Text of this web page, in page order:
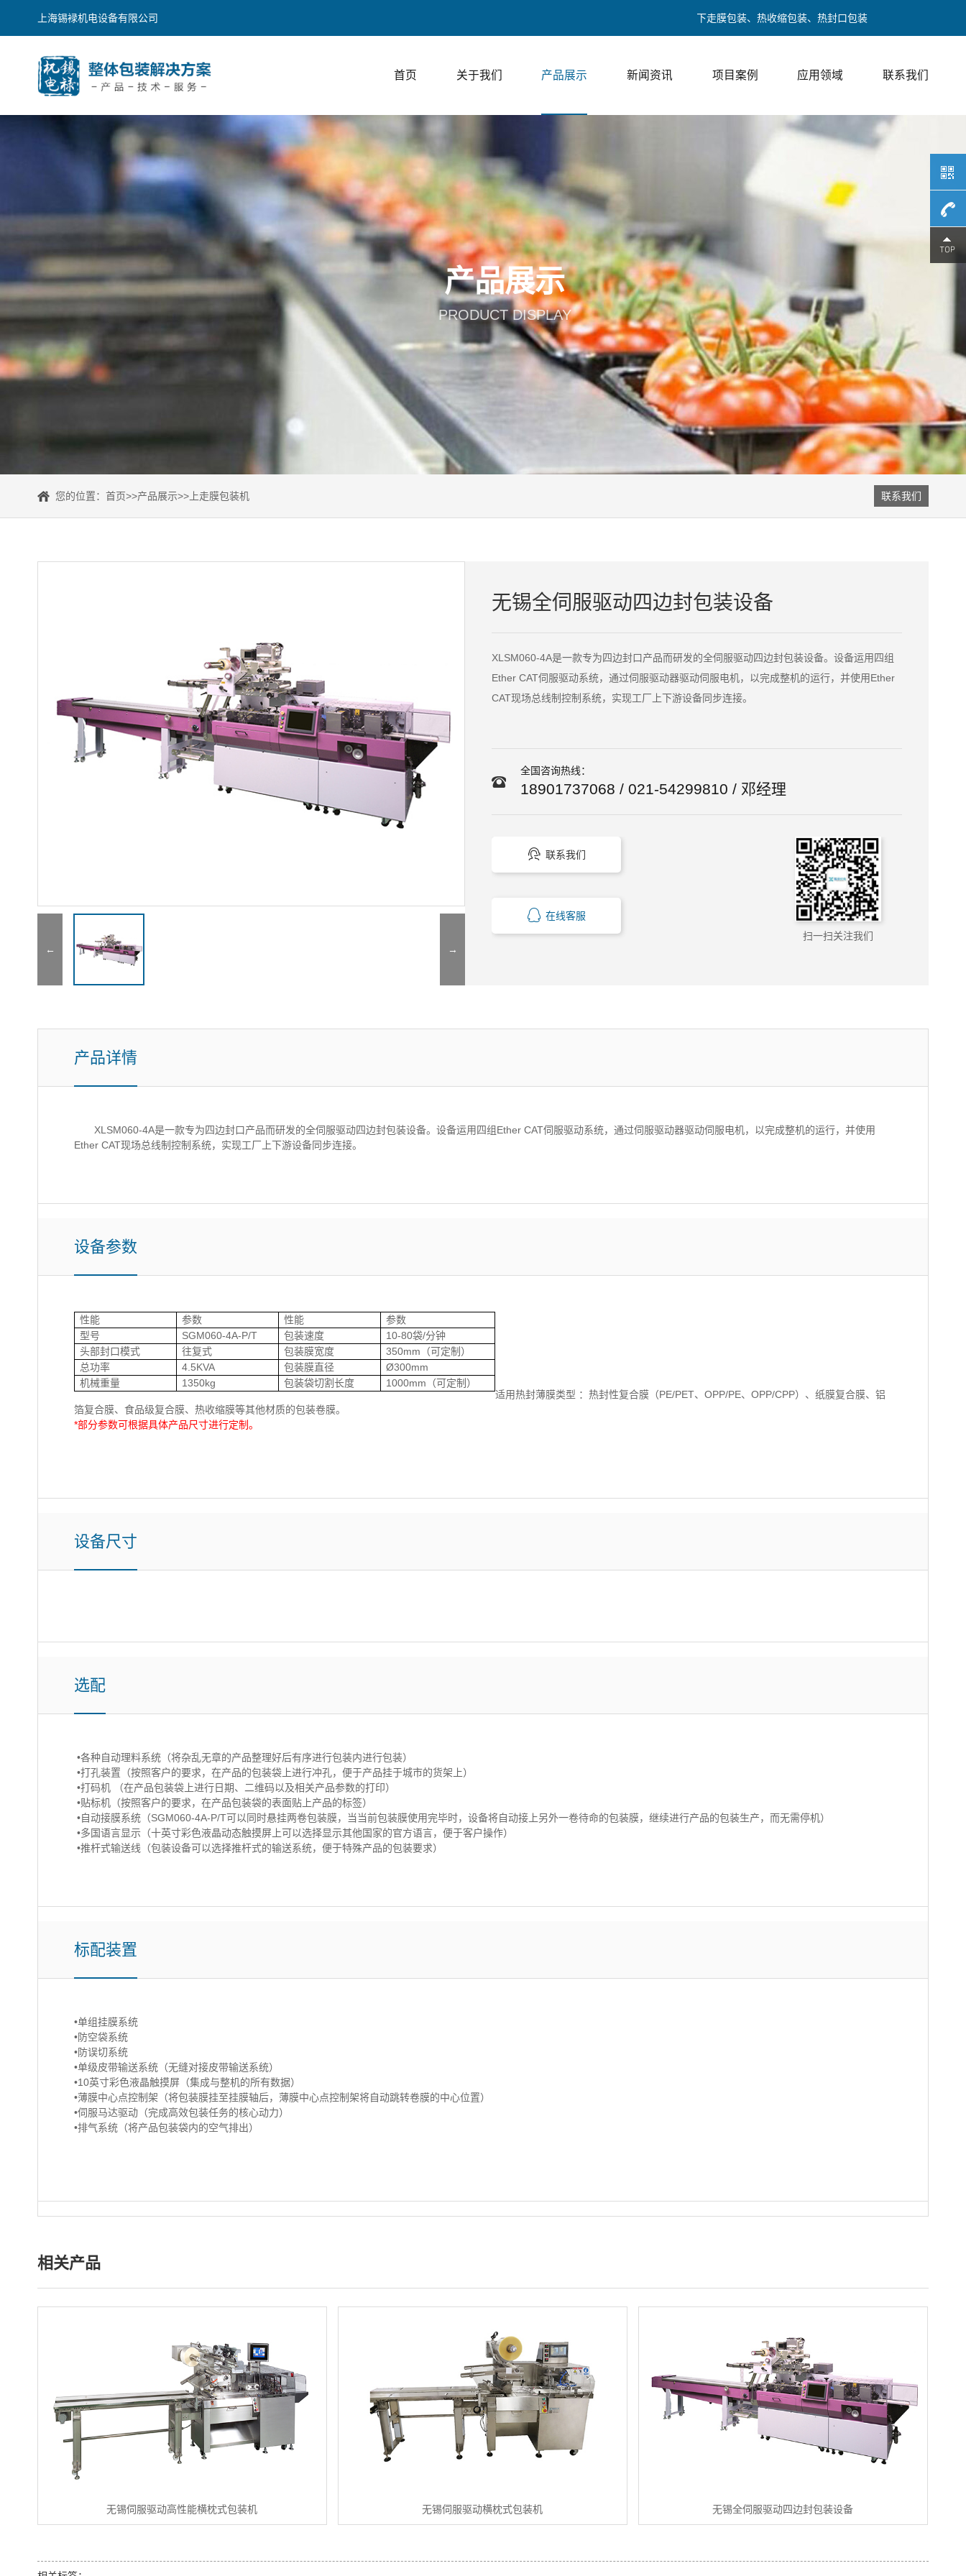
上海锡䘵机电设备有限公司 上走膜包装、下走膜包装、热收缩包装、热封口包装
首页 关于我们 产品展示 新闻资讯 项目案例 应用领域 联系我们
产品展示
PRODUCT DISPLAY
联系我们
您的位置： 首页>>产品展示>> 上走膜包装机
← →
无锡全伺服驱动四边封包装设备
XLSM060-4A是一款专为四边封口产品而研发的全伺服驱动四边封包装设备。设备运用四组
Ether CAT伺服驱动系统，通过伺服驱动器驱动伺服电机，以完成整机的运行，并使用Ether
CAT现场总线制控制系统，实现工厂上下游设备同步连接。
全国咨询热线：
18901737068 / 021-54299810 / 邓经理
 联系我们
 在线客服
扫一扫关注我们
产品详情
XLSM060-4A是一款专为四边封口产品而研发的全伺服驱动四边封包装设备。设备运用四组Ether CAT伺服驱动系统，通过伺服驱动器驱动伺服电机，以完成整机的运行，并使用
Ether CAT现场总线制控制系统，实现工厂上下游设备同步连接。
设备参数
性能 参数 性能
参数
型号
SGM060-4A-P/T 包装速度
10-80袋/分钟
头部封口模式
往复式 包装膜宽度
350mm（可定制）
总功率
4.5KVA 包装膜直径
Ø300mm
机械重量
1350kg 包装袋切割长度
1000mm（可定制）
适用热封薄膜类型 ：热封性复合膜（PE/PET、OPP/PE、OPP/CPP）、纸膜复合膜、铝
箔复合膜、食品级复合膜、热收缩膜等其他材质的包装卷膜。
*部分参数可根据具体产品尺寸进行定制。
设备尺寸
选配
•各种自动理料系统（将杂乱无章的产品整理好后有序进行包装内进行包装）
•打孔装置（按照客户的要求，在产品的包装袋上进行冲孔，便于产品挂于城市的货架上）
•打码机 （在产品包装袋上进行日期、二维码以及相关产品参数的打印）
•贴标机（按照客户的要求，在产品包装袋的表面贴上产品的标签）
•自动接膜系统（SGM060-4A-P/T可以同时悬挂两卷包装膜，当当前包装膜使用完毕时，设备将自动接上另外一卷待命的包装膜，继续进行产品的包装生产，而无需停机）
•多国语言显示（十英寸彩色液晶动态触摸屏上可以选择显示其他国家的官方语言，便于客户操作）
•推杆式输送线（包装设备可以选择推杆式的输送系统，便于特殊产品的包装要求）
标配装置
•单组挂膜系统
•防空袋系统
•防误切系统
•单级皮带输送系统（无缝对接皮带输送系统）
•10英寸彩色液晶触摸屏（集成与整机的所有数据）
•薄膜中心点控制架（将包装膜挂至挂膜轴后，薄膜中心点控制架将自动跳转卷膜的中心位置）
•伺服马达驱动（完成高效包装任务的核心动力）
•排气系统（将产品包装袋内的空气排出）
相关产品
无锡伺服驱动高性能横枕式包装机 无锡伺服驱动横枕式包装机 无锡全伺服驱动四边封包装设备